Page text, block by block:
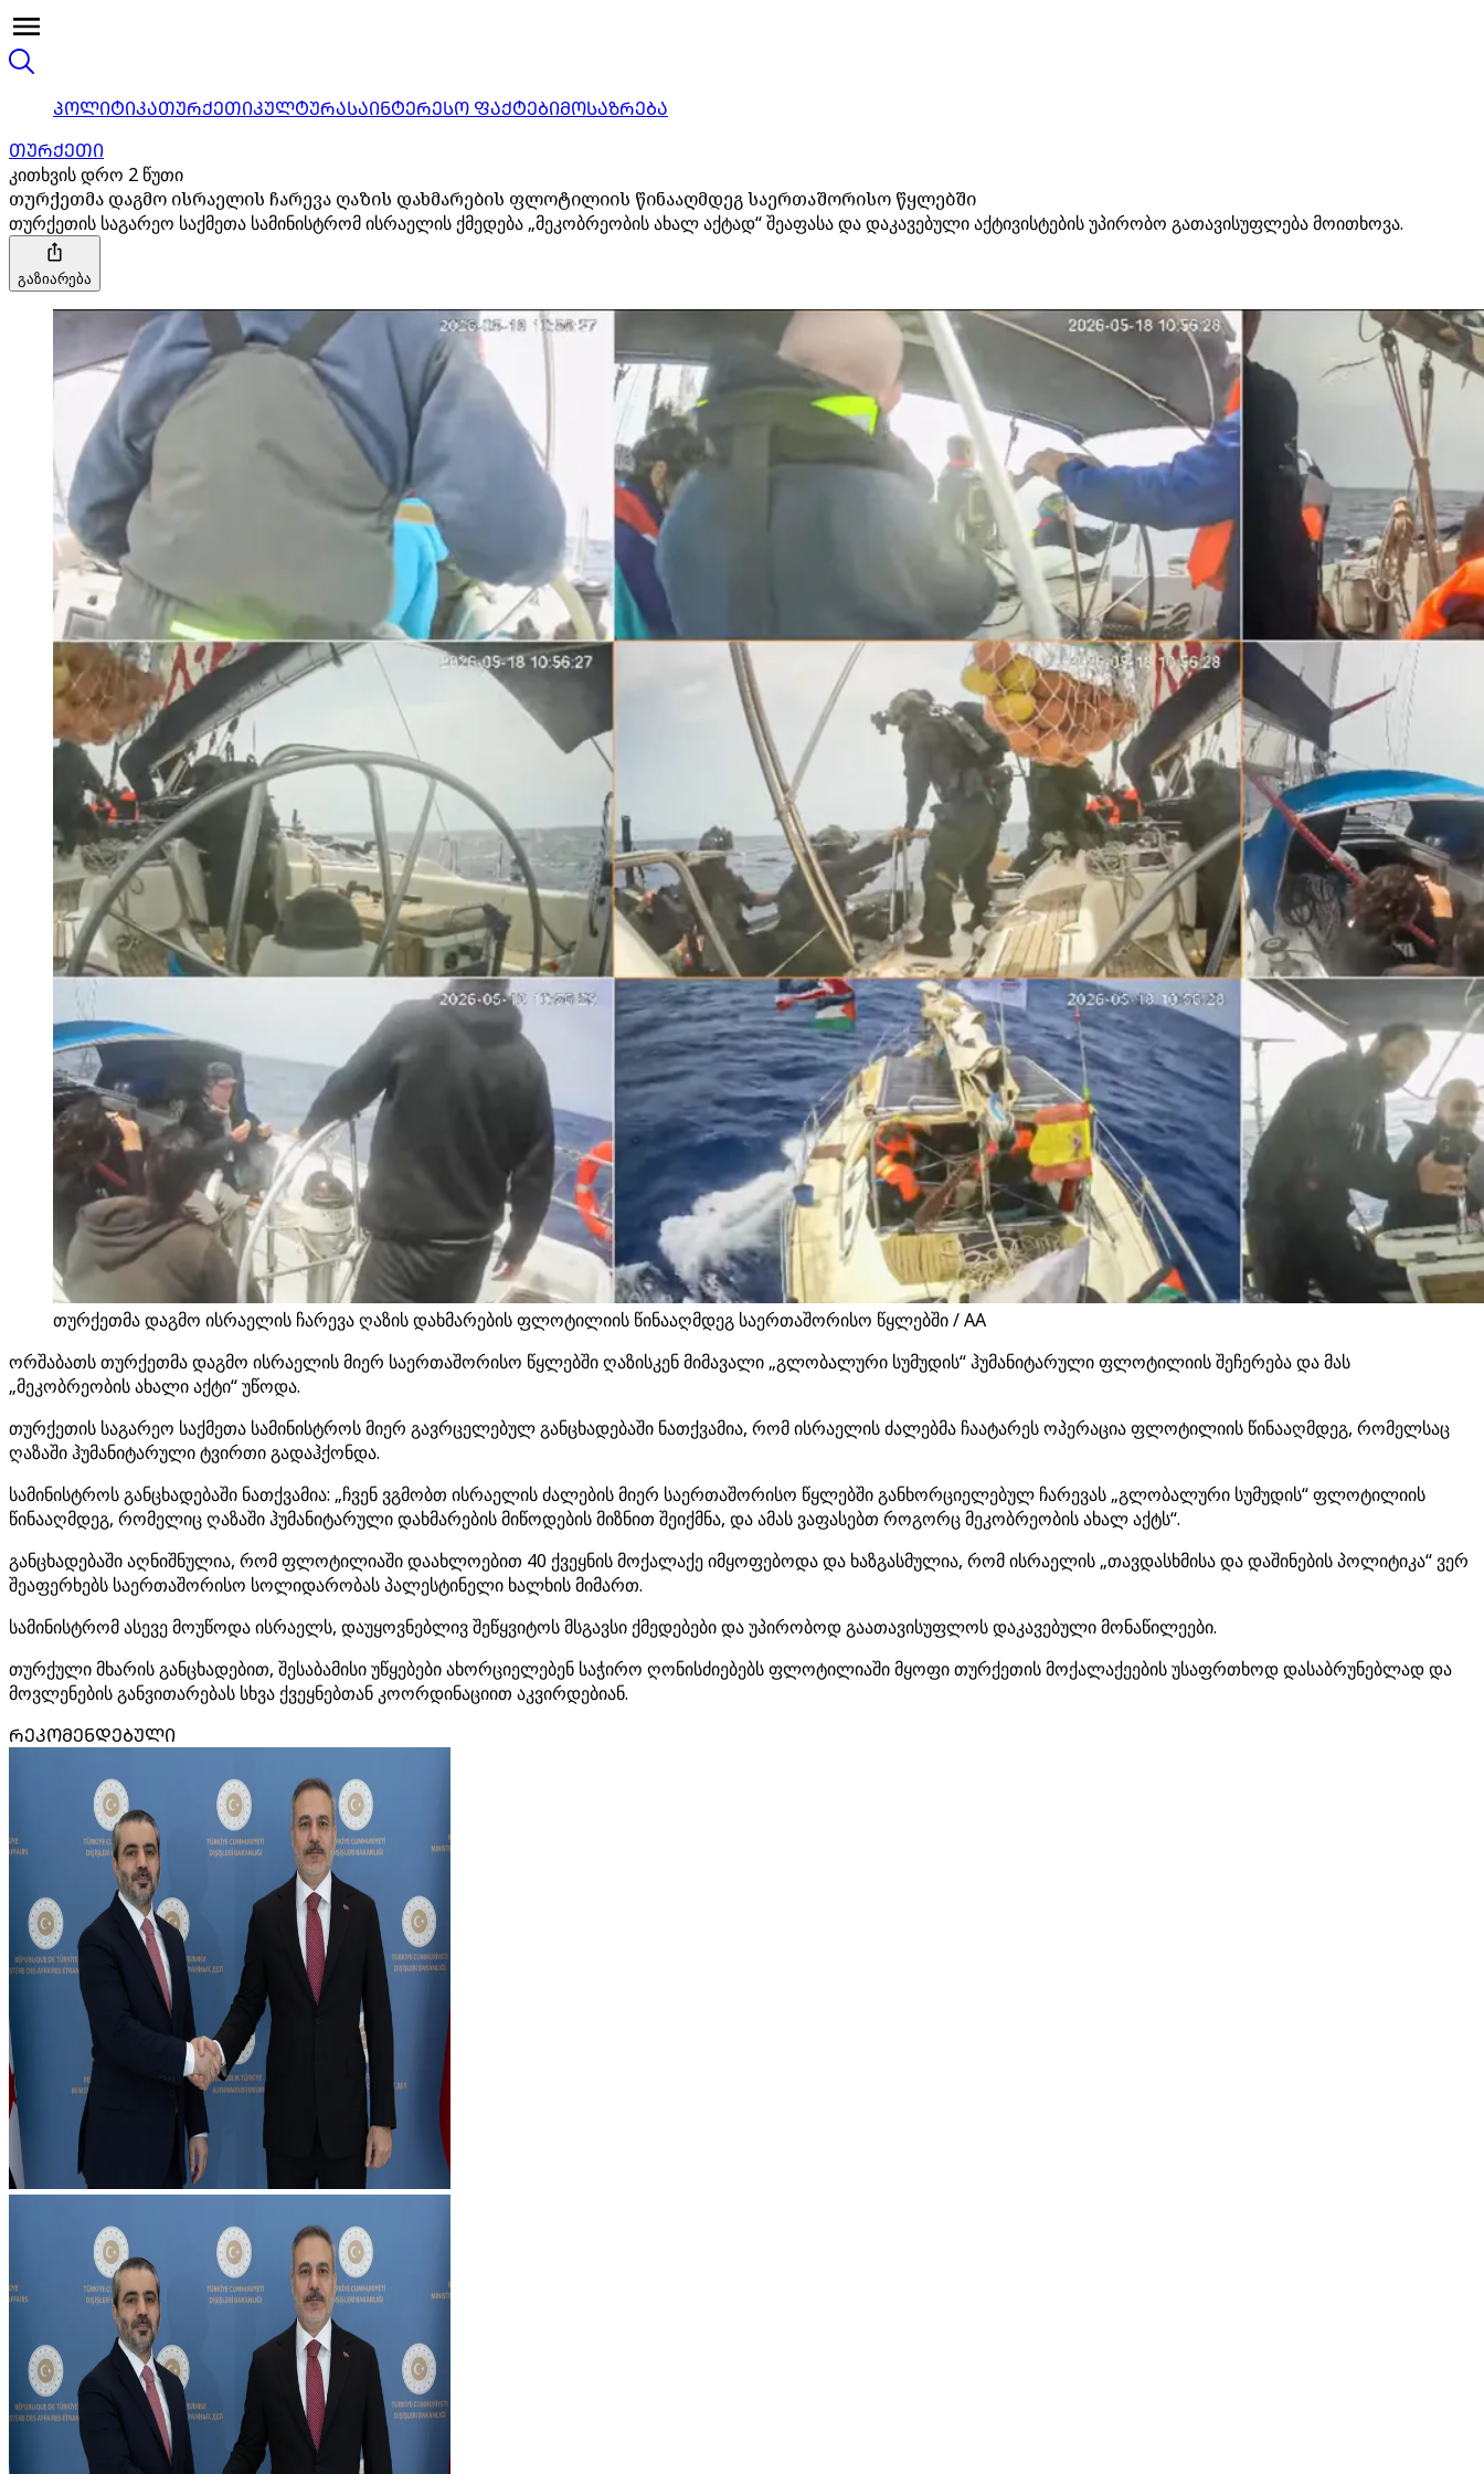
ᲞᲝᲚᲘᲢᲘᲙᲐᲗᲣᲠᲥᲔᲗᲘᲙᲣᲚᲢᲣᲠᲐᲡᲐᲘᲜᲢᲔᲠᲔᲡᲝ ᲤᲐᲥᲢᲔᲑᲘᲛᲝᲡᲐᲖᲠᲔᲑᲐ
ᲗᲣᲠᲥᲔᲗᲘ
კითხვის დრო 2 წუთი
თურქეთმა დაგმო ისრაელის ჩარევა ღაზის დახმარების ფლოტილიის წინააღმდეგ საერთაშორისო წყლებში
თურქეთის საგარეო საქმეთა სამინისტრომ ისრაელის ქმედება „მეკობრეობის ახალ აქტად“ შეაფასა და დაკავებული აქტივისტების უპირობო გათავისუფლება მოითხოვა.
გაზიარება
თურქეთმა დაგმო ისრაელის ჩარევა ღაზის დახმარების ფლოტილიის წინააღმდეგ საერთაშორისო წყლებში / AA
ორშაბათს თურქეთმა დაგმო ისრაელის მიერ საერთაშორისო წყლებში ღაზისკენ მიმავალი „გლობალური სუმუდის“ ჰუმანიტარული ფლოტილიის შეჩერება და მას
„მეკობრეობის ახალი აქტი“ უწოდა.
თურქეთის საგარეო საქმეთა სამინისტროს მიერ გავრცელებულ განცხადებაში ნათქვამია, რომ ისრაელის ძალებმა ჩაატარეს ოპერაცია ფლოტილიის წინააღმდეგ, რომელსაც
ღაზაში ჰუმანიტარული ტვირთი გადაჰქონდა.
სამინისტროს განცხადებაში ნათქვამია: „ჩვენ ვგმობთ ისრაელის ძალების მიერ საერთაშორისო წყლებში განხორციელებულ ჩარევას „გლობალური სუმუდის“ ფლოტილიის
წინააღმდეგ, რომელიც ღაზაში ჰუმანიტარული დახმარების მიწოდების მიზნით შეიქმნა, და ამას ვაფასებთ როგორც მეკობრეობის ახალ აქტს“.
განცხადებაში აღნიშნულია, რომ ფლოტილიაში დაახლოებით 40 ქვეყნის მოქალაქე იმყოფებოდა და ხაზგასმულია, რომ ისრაელის „თავდასხმისა და დაშინების პოლიტიკა“ ვერ
შეაფერხებს საერთაშორისო სოლიდარობას პალესტინელი ხალხის მიმართ.
სამინისტრომ ასევე მოუწოდა ისრაელს, დაუყოვნებლივ შეწყვიტოს მსგავსი ქმედებები და უპირობოდ გაათავისუფლოს დაკავებული მონაწილეები.
თურქული მხარის განცხადებით, შესაბამისი უწყებები ახორციელებენ საჭირო ღონისძიებებს ფლოტილიაში მყოფი თურქეთის მოქალაქეების უსაფრთხოდ დასაბრუნებლად და
მოვლენების განვითარებას სხვა ქვეყნებთან კოორდინაციით აკვირდებიან.
ᲠᲔᲙᲝᲛᲔᲜᲓᲔᲑᲣᲚᲘ